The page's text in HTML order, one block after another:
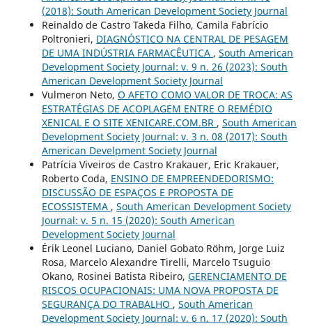
(2018): South American Development Society Journal
Reinaldo de Castro Takeda Filho, Camila Fabrício
Poltronieri, DIAGNÓSTICO NA CENTRAL DE PESAGEM
DE UMA INDÚSTRIA FARMACÊUTICA , South American
Development Society Journal: v. 9 n. 26 (2023): South
American Development Society Journal
Vulmeron Neto, O AFETO COMO VALOR DE TROCA: AS
ESTRATÉGIAS DE ACOPLAGEM ENTRE O REMÉDIO
XENICAL E O SITE XENICARE.COM.BR , South American
Development Society Journal: v. 3 n. 08 (2017): South
American Develpment Society Journal
Patrícia Viveiros de Castro Krakauer, Eric Krakauer,
Roberto Coda, ENSINO DE EMPREENDEDORISMO:
DISCUSSÃO DE ESPAÇOS E PROPOSTA DE
ECOSSISTEMA , South American Development Society
Journal: v. 5 n. 15 (2020): South American
Development Society Journal
Érik Leonel Luciano, Daniel Gobato Röhm, Jorge Luiz
Rosa, Marcelo Alexandre Tirelli, Marcelo Tsuguio
Okano, Rosinei Batista Ribeiro, GERENCIAMENTO DE
RISCOS OCUPACIONAIS: UMA NOVA PROPOSTA DE
SEGURANÇA DO TRABALHO , South American
Development Society Journal: v. 6 n. 17 (2020): South